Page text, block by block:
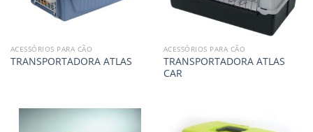
ACESSÓRIOS PARA CÃO
TRANSPORTADORA ATLAS
ACESSÓRIOS PARA CÃO
TRANSPORTADORA ATLAS
CAR